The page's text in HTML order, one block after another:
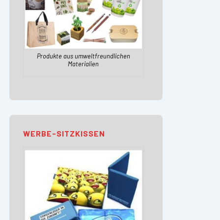
Produkte aus umweltfreundlichen
Materialien
WERBE-SITZKISSEN